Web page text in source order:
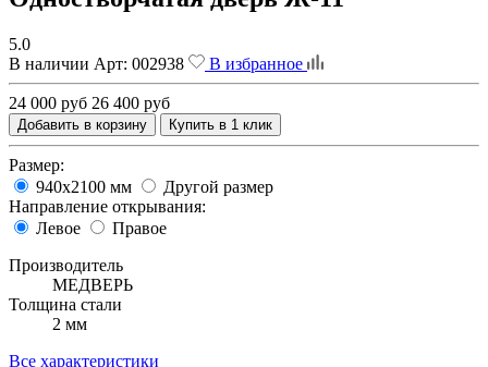
5.0
В наличии Арт: 002938 В избранное
24 000 руб 26 400 руб
Добавить в корзину Купить в 1 клик
Размер:
940х2100 мм
Другой размер
Направление открывания:
Левое
Правое
Производитель
МЕДВЕРЬ
Толщина стали
2 мм
Все характеристики